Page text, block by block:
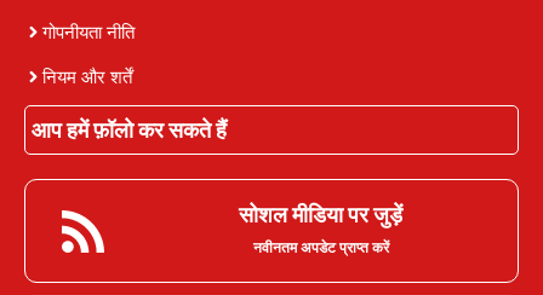
गोपनीयता नीति
नियम और शर्तें
आप हमें फ़ॉलो कर सकते हैं
सोशल मीडिया पर जुड़ें
नवीनतम अपडेट प्राप्त करें